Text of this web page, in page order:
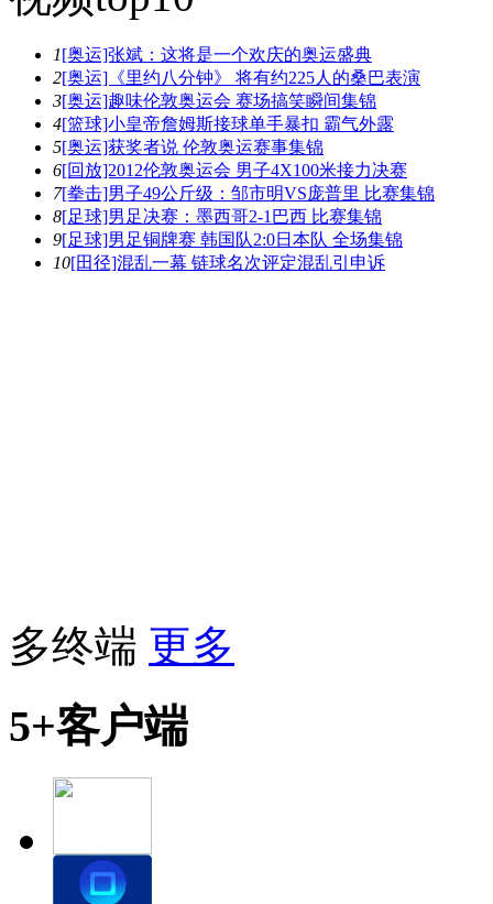
1[奥运]张斌：这将是一个欢庆的奥运盛典
2[奥运]《里约八分钟》 将有约225人的桑巴表演
3[奥运]趣味伦敦奥运会 赛场搞笑瞬间集锦
4[篮球]小皇帝詹姆斯接球单手暴扣 霸气外露
5[奥运]获奖者说 伦敦奥运赛事集锦
6[回放]2012伦敦奥运会 男子4X100米接力决赛
7[拳击]男子49公斤级：邹市明VS庞普里 比赛集锦
8[足球]男足决赛：墨西哥2-1巴西 比赛集锦
9[足球]男足铜牌赛 韩国队2:0日本队 全场集锦
10[田径]混乱一幕 链球名次评定混乱引申诉
多终端 更多
5+客户端